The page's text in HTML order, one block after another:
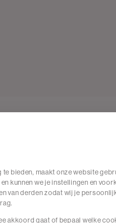
bieden, maakt onze website
kunnen we je instellingen en
van derden zodat wij je
akkoord gaat of bepaal welke